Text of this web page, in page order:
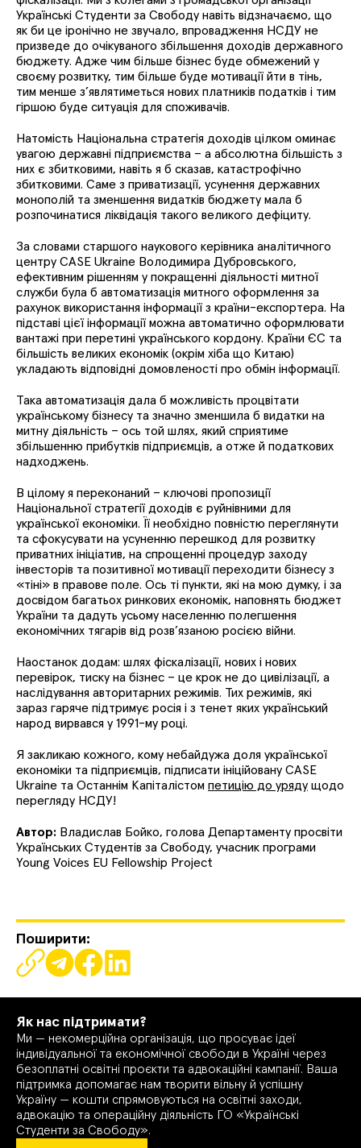
Українські Студенти за Свободу навіть відзначаємо, що
як би це іронічно не звучало, впровадження НСДУ не
призведе до очікуваного збільшення доходів державного
бюджету. Адже чим більше бізнес буде обмежений у
своєму розвитку, тим більше буде мотивації йти в тінь,
тим менше з’являтиметься нових платників податків і тим
гіршою буде ситуація для споживачів.
Натомість Національна стратегія доходів цілком оминає
увагою державні підприємства – а абсолютна більшість з
них є збитковими, навіть я б сказав, катастрофічно
збитковими. Саме з приватизації, усунення державних
монополій та зменшення видатків бюджету мала б
розпочинатися ліквідація такого великого дефіциту.
За словами старшого наукового керівника аналітичного
центру CASE Ukraine Володимира Дубровського,
ефективним рішенням у покращенні діяльності митної
служби була б автоматизація митного оформлення за
рахунок використання інформації з країни-експортера. На
підставі цієї інформації можна автоматично оформлювати
вантажі при перетині українського кордону. Країни ЄС та
більшість великих економік (окрім хіба що Китаю)
укладають відповідні домовленості про обмін інформації.
Така автоматизація дала б можливість процвітати
українському бізнесу та значно зменшила б видатки на
митну діяльність – ось той шлях, який сприятиме
збільшенню прибутків підприємців, а отже й податкових
надходжень.
В цілому я переконаний – ключові пропозиції
Національної стратегії доходів є руйнівними для
української економіки. Її необхідно повністю переглянути
та сфокусувати на усуненню перешкод для розвитку
приватних ініціатив, на спрощенні процедур заходу
інвесторів та позитивної мотивації переходити бізнесу з
«тіні» в правове поле. Ось ті пункти, які на мою думку, і за
досвідом багатьох ринкових економік, наповнять бюджет
України та дадуть усьому населенню полегшення
економічних тягарів від розв’язаною росією війни.
Наостанок додам: шлях фіскалізації, нових і нових
перевірок, тиску на бізнес – це крок не до цивілізації, а
наслідування авторитарних режимів. Тих режимів, які
зараз гаряче підтримує росія і з тенет яких український
народ вирвався у 1991-му році.
Я закликаю кожного, кому небайдужа доля української
економіки та підприємців, підписати ініційовану CASE
Ukraine та Останнім Капіталістом петицію до уряду щодо
перегляду НСДУ!
Автор: Владислав Бойко, голова Департаменту просвіти
Українських Студентів за Свободу, учасник програми
Young Voices EU Fellowship Project
Поширити:
Як нас підтримати?
Ми — некомерційна організація, що просуває ідеї
індивідуальної та економічної свободи в Україні через
безоплатні освітні проєкти та адвокаційні кампанії. Ваша
підтримка допомагає нам творити вільну й успішну
Україну — кошти спрямовуються на освітні заходи,
адвокацію та операційну діяльність ГО «Українські
Студенти за Свободу».